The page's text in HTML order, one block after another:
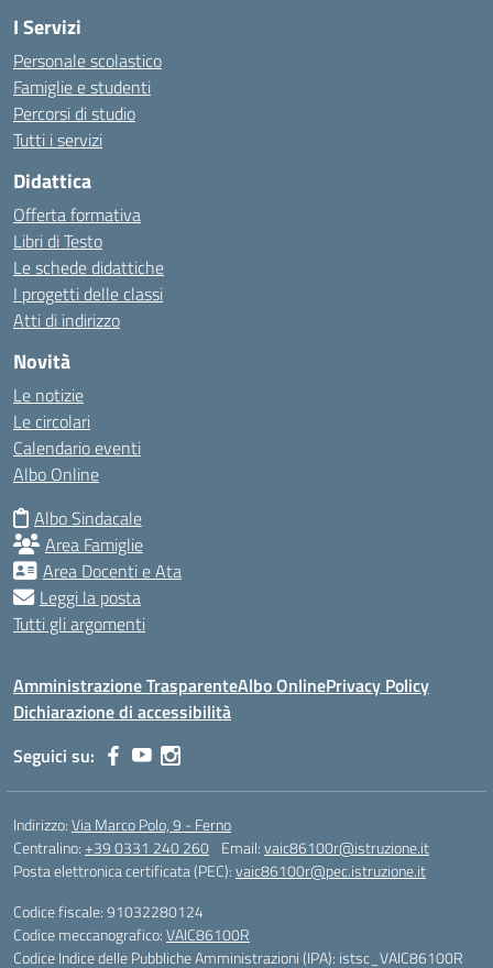
I Servizi
Personale scolastico
Famiglie e studenti
Percorsi di studio
Tutti i servizi
Didattica
Offerta formativa
Libri di Testo
Le schede didattiche
I progetti delle classi
Atti di indirizzo
Novità
Le notizie
Le circolari
Calendario eventi
Albo Online
Albo Sindacale
Area Famiglie
Area Docenti e Ata
Leggi la posta
Tutti gli argomenti
Amministrazione TrasparenteAlbo OnlinePrivacy Policy
Dichiarazione di accessibilità
Seguici su:
Indirizzo:Via Marco Polo, 9 - Ferno
Centralino:+39 0331 240 260 Email:vaic86100r@istruzione.it
Posta elettronica certificata (PEC):vaic86100r@pec.istruzione.it
Codice fiscale: 91032280124
Codice meccanografico:VAIC86100R
Codice Indice delle Pubbliche Amministrazioni (IPA): istsc_VAIC86100R